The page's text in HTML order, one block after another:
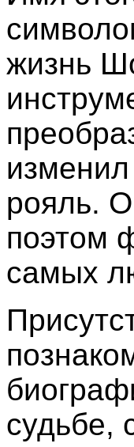
жизнь
рояль.
поэтом
самых
судьбе,